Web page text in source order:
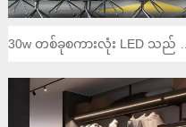
30w တစ်ခုစကားလုံး LED သည် ဦး
ဆောင်သည့်အလင်း